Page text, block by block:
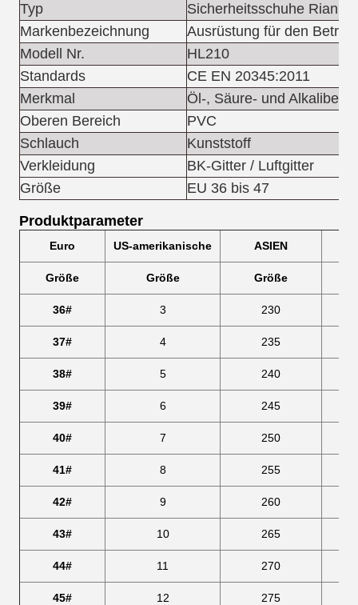
Typ
Sicherheitsschuhe Rian
Markenbezeichnung
Ausrüstung für den
Modell Nr.
HL210
Standards
CE EN 20345:2011
Merkmal
Öl-, Säure- und
Oberen Bereich
PVC
Schlauch
Kunststoff
Verkleidung
BK-Gitter / Luftgitter
Größe
EU 36 bis 47
Produktparameter
Euro US-amerikanische ASIEN
Größe Größe Größe
36# 3 230
37# 4 235
38# 5 240
39# 6 245
40# 7 250
41# 8 255
42# 9 260
43# 10 265
44# 11 270
45# 12 275